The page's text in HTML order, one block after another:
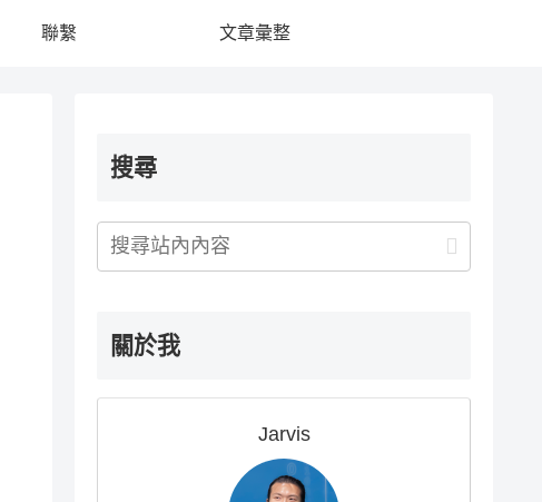
聯繫 文章彙整
搜尋
關於我
Jarvis